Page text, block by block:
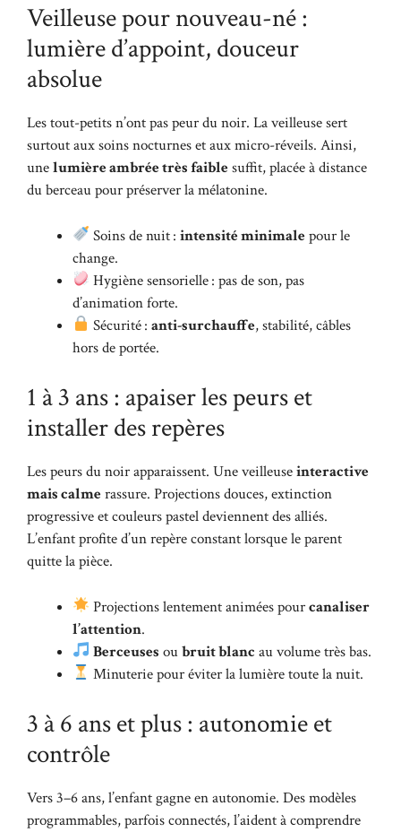
Veilleuse pour nouveau-né :
lumière d’appoint, douceur
absolue
Les tout-petits n’ont pas peur du noir. La veilleuse sert
surtout aux soins nocturnes et aux micro-réveils. Ainsi,
unelumière ambrée très faiblesuffit, placée à distance
du berceau pour préserver la mélatonine.
Soins de nuit :intensité minimalepour le
change.
Hygiène sensorielle : pas de son, pas
d’animation forte.
Sécurité :anti-surchauffe, stabilité, câbles
hors de portée.
1 à 3 ans : apaiser les peurs et
installer des repères
Les peurs du noir apparaissent. Une veilleuseinteractive
mais calmerassure. Projections douces, extinction
progressive et couleurs pastel deviennent des alliés.
L’enfant profite d’un repère constant lorsque le parent
quitte la pièce.
Projections lentement animées pourcanaliser
l’attention.
Berceuses oubruit blanc au volume très bas.
Minuterie pour éviter la lumière toute la nuit.
3 à 6 ans et plus : autonomie et
contrôle
Vers 3–6 ans, l’enfant gagne en autonomie. Des modèles
programmables, parfois connectés, l’aident à comprendre